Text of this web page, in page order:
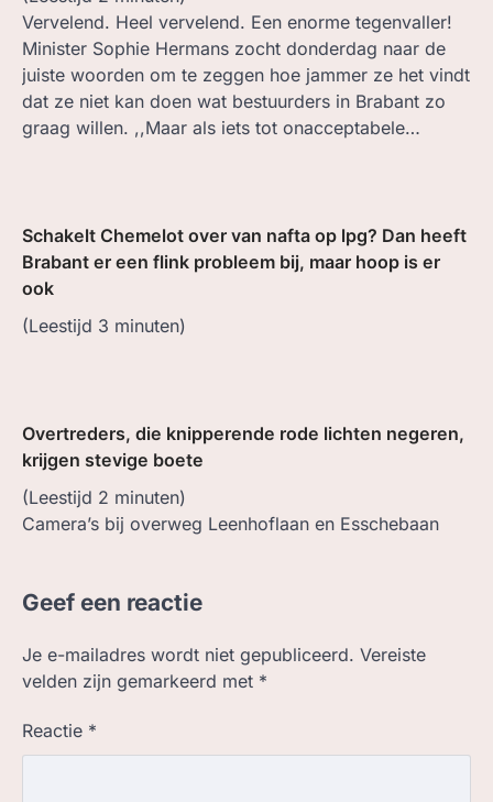
Vervelend. Heel vervelend. Een enorme tegenvaller!
Minister Sophie Hermans zocht donderdag naar de
juiste woorden om te zeggen hoe jammer ze het vindt
dat ze niet kan doen wat bestuurders in Brabant zo
graag willen. ,,Maar als iets tot onacceptabele…
Schakelt Chemelot over van nafta op lpg? Dan heeft
Brabant er een flink probleem bij, maar hoop is er
ook
(Leestijd 3 minuten)
Overtreders, die knipperende rode lichten negeren,
krijgen stevige boete
(Leestijd 2 minuten)
Camera’s bij overweg Leenhoflaan en Esschebaan
Geef een reactie
Je e-mailadres wordt niet gepubliceerd. Vereiste
velden zijn gemarkeerd met *
Reactie *